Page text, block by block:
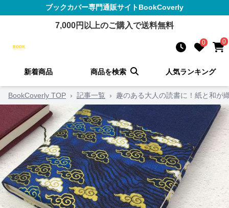
ブックカバー専門通販サイトBookCoverly
7,000円以上のご購入で送料無料
0 0
新着商品 商品を検索 人気ランキング
BookCoverly TOP › 記事一覧 › 趣のある大人の読書に！紙と和が